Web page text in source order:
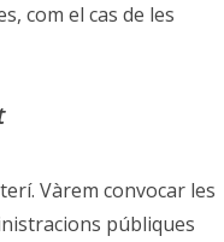
com el cas de les
Vàrem convocar les
públiques